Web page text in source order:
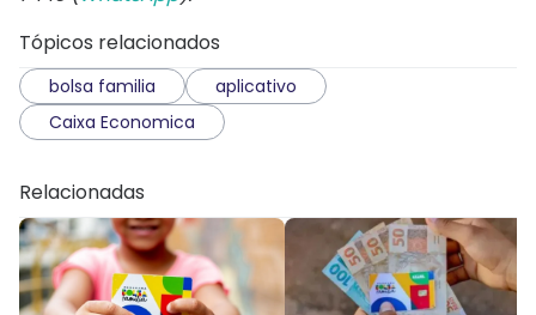
Tópicos relacionados
bolsa familia
aplicativo
Caixa Economica
Relacionadas